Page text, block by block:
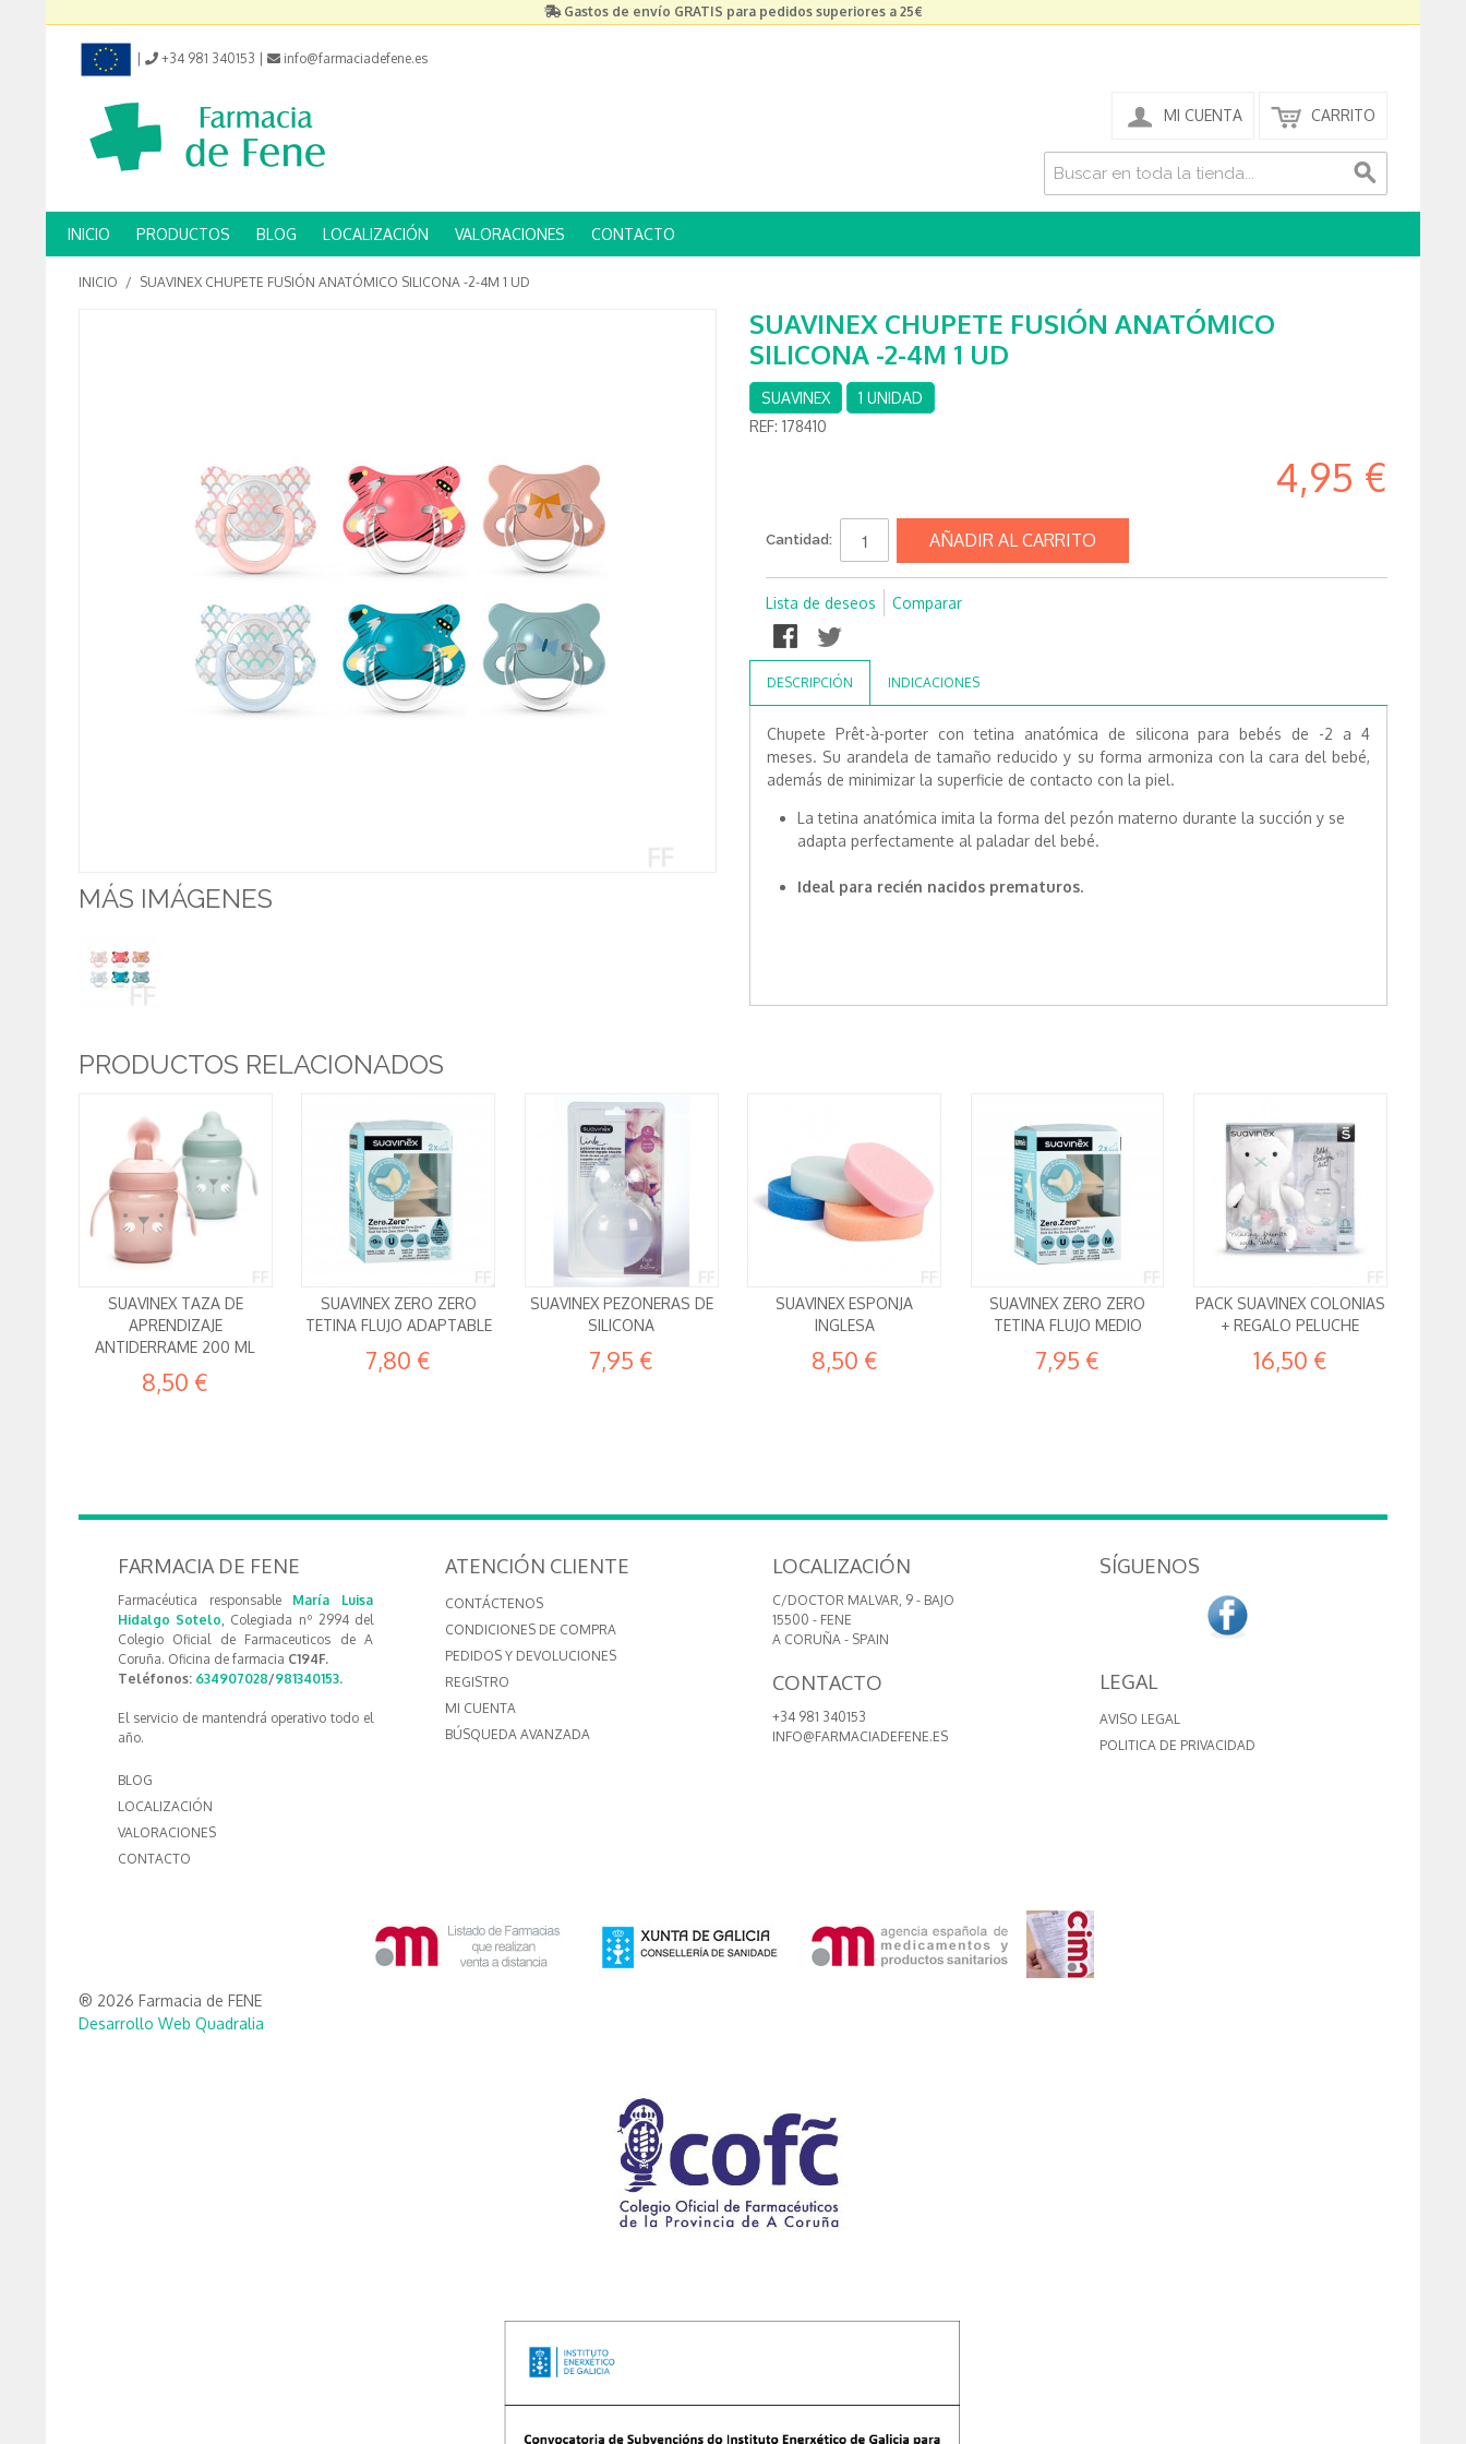
Gastos de envío GRATIS para pedidos superiores a 25€
+34 981 340153 info@farmaciadefene.es
MI CUENTA CARRITO
INICIO PRODUCTOS BLOG LOCALIZACIÓN VALORACIONES CONTACTO
INICIO / SUAVINEX CHUPETE FUSIÓN ANATÓMICO SILICONA -2-4M 1 UD
MÁS IMÁGENES
SUAVINEX CHUPETE FUSIÓN ANATÓMICO
SILICONA -2-4M 1 UD
SUAVINEX
1 UNIDAD
REF: 178410
4,95 €
Cantidad: AÑADIR AL CARRITO
Lista de deseos Comparar
DESCRIPCIÓN INDICACIONES
Chupete Prêt-à-porter con tetina anatómica de silicona para bebés de -2 a 4
meses. Su arandela de tamaño reducido y su forma armoniza con la cara del bebé,
además de minimizar la superficie de contacto con la piel.
La tetina anatómica imita la forma del pezón materno durante la succión y se
adapta perfectamente al paladar del bebé.
Ideal para recién nacidos prematuros.
PRODUCTOS RELACIONADOS
SUAVINEX TAZA DE
APRENDIZAJE
ANTIDERRAME 200 ML
8,50 €
SUAVINEX ZERO ZERO
TETINA FLUJO ADAPTABLE
7,80 €
SUAVINEX PEZONERAS DE
SILICONA
7,95 €
SUAVINEX ESPONJA
INGLESA
8,50 €
SUAVINEX ZERO ZERO
TETINA FLUJO MEDIO
7,95 €
PACK SUAVINEX COLONIAS
+ REGALO PELUCHE
16,50 €
FARMACIA DE FENE
Farmacéutica responsable María Luisa
Hidalgo Sotelo, Colegiada nº 2994 del
Colegio Oficial de Farmaceuticos de A
Coruña. Oficina de farmacia C194F.
Teléfonos: 634907028/981340153.
El servicio de mantendrá operativo todo el
año.
BLOG
LOCALIZACIÓN
VALORACIONES
CONTACTO
ATENCIÓN CLIENTE
CONTÁCTENOS
CONDICIONES DE COMPRA
PEDIDOS Y DEVOLUCIONES
REGISTRO
MI CUENTA
BÚSQUEDA AVANZADA
LOCALIZACIÓN
C/DOCTOR MALVAR, 9 - BAJO
15500 - FENE
A CORUÑA - SPAIN
CONTACTO
+34 981 340153
INFO@FARMACIADEFENE.ES
SÍGUENOS
LEGAL
AVISO LEGAL
POLITICA DE PRIVACIDAD
® 2026 Farmacia de FENE
Desarrollo Web Quadralia